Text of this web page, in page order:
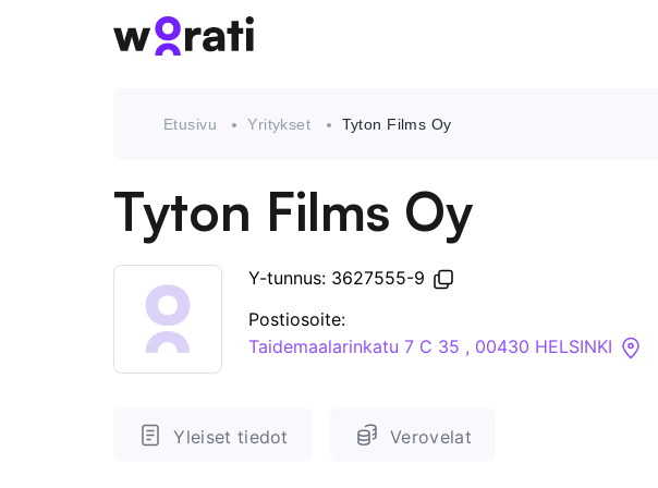
Etusivu Yritykset Tyton Films Oy
Tyton Films Oy
Y-tunnus: 3627555-9
Postiosoite:
Taidemaalarinkatu 7 C 35 , 00430 HELSINKI
Yleiset tiedot Verovelat